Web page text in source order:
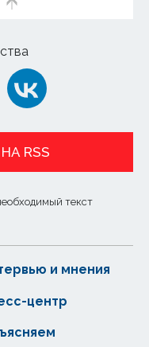
RSS
текст
и мнения
центр